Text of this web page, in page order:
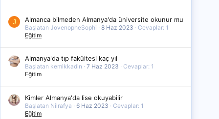
J Almanca bilmeden Almanya'da üniversite okunur mu
Başlatan JovenopheSophi 8 Haz 2023
Cevaplar: 1
Eğitim
Almanya'da tıp fakültesi kaç yıl
Başlatan kemikkadin 7 Haz 2023
Cevaplar: 1
Eğitim
Kimler Almanya'da lise okuyabilir
Başlatan Nilrafya 6 Haz 2023
Cevaplar: 1
Eğitim